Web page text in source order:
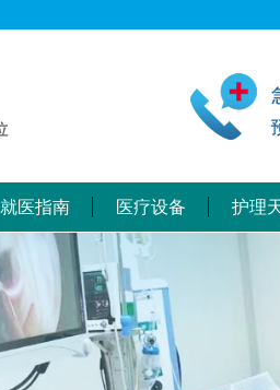
就医指南 医疗设备 护理